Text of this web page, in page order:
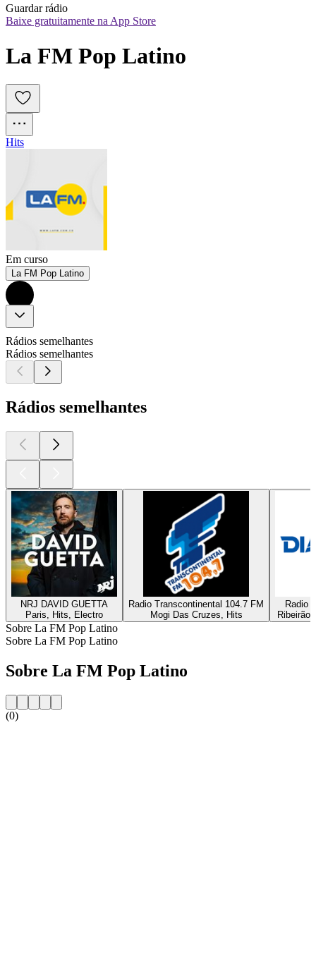
Guardar rádio
Baixe gratuitamente na App Store
La FM Pop Latino
Hits
Em curso
La FM Pop Latino
Rádios semelhantes
Rádios semelhantes
Rádios semelhantes
NRJ DAVID GUETTA
Paris, Hits, Electro
Radio Transcontinental 104.7 FM
Mogi Das Cruzes, Hits
Radio
Ribeirão
Sobre La FM Pop Latino
Sobre La FM Pop Latino
Sobre La FM Pop Latino
(0)